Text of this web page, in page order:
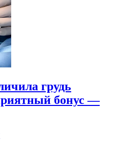
грудь
бонус —